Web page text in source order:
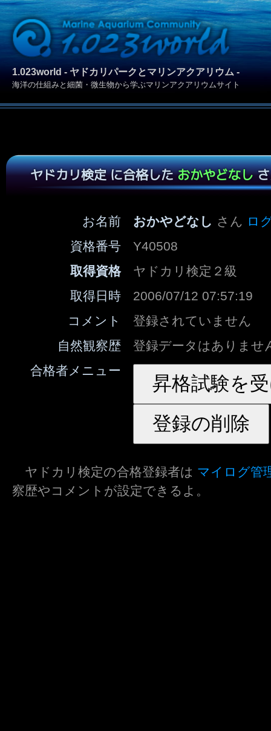
1.023world - ヤドカリパークとマリンアクアリウム -
海洋の仕組みと細菌・微生物から学ぶマリンアクアリウムサイト
ヤドカリ検定 に合格したおかやどなしさ
お名前 おかやどなし さん ロ
資格番号
Y40508
取得資格
ヤドカリ検定２級
取得日時
2006/07/12 07:57:19
コメント
登録されていません
自然観察歴
登録データはありませ
合格者メニュー
ヤドカリ検定の合格登録者は マイログ管
察歴やコメントが設定できるよ。